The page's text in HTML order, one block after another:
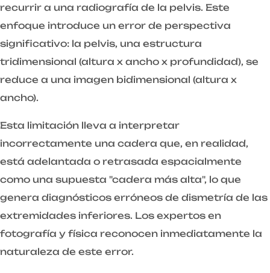
recurrir a una radiografía de la pelvis. Este
enfoque introduce un error de perspectiva
significativo: la pelvis, una estructura
tridimensional (altura x ancho x profundidad), se
reduce a una imagen bidimensional (altura x
ancho).
Esta limitación lleva a interpretar
incorrectamente una cadera que, en realidad,
está adelantada o retrasada espacialmente
como una supuesta "cadera más alta", lo que
genera diagnósticos erróneos de dismetría de las
extremidades inferiores. Los expertos en
fotografía y física reconocen inmediatamente la
naturaleza de este error.